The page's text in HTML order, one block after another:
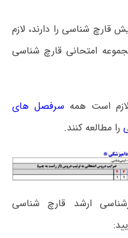
قارچ شناسی را دارند، لازم
امتحانی قارچ شناسی
است همه سرفصل های
را مطالعه کنند.
ارشد قارچ شناسی